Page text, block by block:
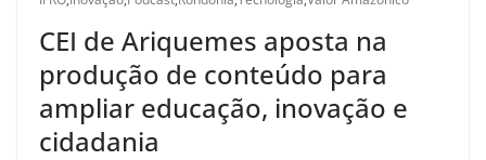
CEI de Ariquemes aposta na
produção de conteúdo para
ampliar educação, inovação e
cidadania